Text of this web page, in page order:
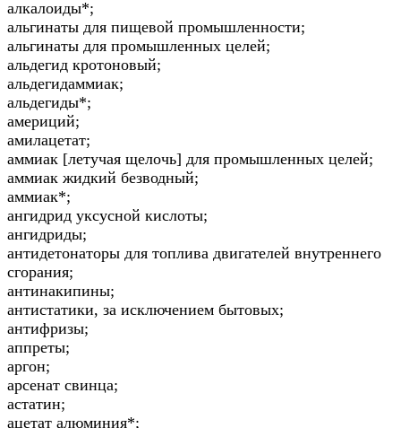
алкалоиды*;
альгинаты для пищевой промышленности;
альгинаты для промышленных целей;
альдегид кротоновый;
альдегидаммиак;
альдегиды*;
америций;
амилацетат;
аммиак [летучая щелочь] для промышленных целей;
аммиак жидкий безводный;
аммиак*;
ангидрид уксусной кислоты;
ангидриды;
антидетонаторы для топлива двигателей внутреннего
сгорания;
антинакипины;
антистатики, за исключением бытовых;
антифризы;
аппреты;
аргон;
арсенат свинца;
астатин;
ацетат алюминия*;